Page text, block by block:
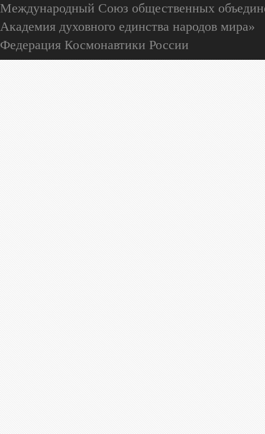
Международный Союз общественных
Академия духовного единства народов мира»
Федерация Космонавтики России